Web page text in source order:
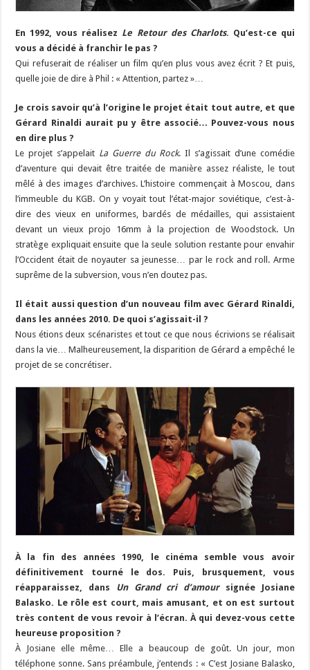
En 1992, vous réalisez Le Retour des Charlots. Qu’est-ce qui
vous a décidé à franchir le pas ?
Qui refuserait de réaliser un film qu’en plus vous avez écrit ? Et puis,
quelle joie de dire à Phil : « Attention, partez »…
Je crois savoir qu’à l’origine le projet était tout autre, et que
Gérard Rinaldi aurait pu y être associé… Pouvez-vous nous
en dire plus ?
Le projet s’appelait La Guerre du Rock. Il s’agissait d’une comédie
d’aventure qui devait être traitée de manière assez réaliste, le tout
mêlé à des images d’archives. L’histoire commençait à Moscou, dans
l’immeuble du KGB. On y voyait tout l’état-major soviétique, c’est-à-
dire des vieux en uniformes, bardés de médailles, qui assistaient
devant un vieux projo 16mm à la projection de Woodstock. Un
stratège expliquait ensuite que la seule solution restante pour envahir
l’Occident était de noyauter sa jeunesse… par le rock and roll. Arme
suprême de la subversion, vous n’en doutez pas.
Il était aussi question d’un nouveau film avec Gérard Rinaldi,
dans les années 2010. De quoi s’agissait-il ?
Nous étions deux scénaristes et tout ce que nous écrivions se réalisait
dans la vie… Malheureusement, la disparition de Gérard a empêché le
projet de se concrétiser.
À la fin des années 1990, le cinéma semble vous avoir
définitivement tourné le dos. Puis, brusquement, vous
réapparaissez, dans Un Grand cri d’amoursignée Josiane
Balasko. Le rôle est court, mais amusant, et on est surtout
très content de vous revoir à l’écran. À qui devez-vous cette
heureuse proposition ?
À Josiane elle même… Elle a beaucoup de goût. Un jour, mon
téléphone sonne. Sans préambule, j’entends : « C’est Josiane Balasko,